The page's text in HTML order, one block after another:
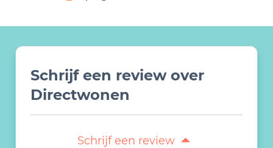
Schrijf een review over
Directwonen
Schrijf een review